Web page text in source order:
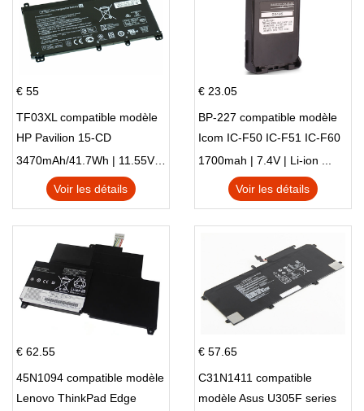
€ 55
TF03XL compatible modèle
HP Pavilion 15-CD
3470mAh/41.7Wh | 11.55V | Li-ion ...
Voir les détails
€ 23.05
BP-227 compatible modèle
Icom IC-F50 IC-F51 IC-F60
IC-F61 IC-M87
1700mah | 7.4V | Li-ion ...
Voir les détails
€ 62.55
45N1094 compatible modèle
Lenovo ThinkPad Edge
€ 57.65
C31N1411 compatible
modèle Asus U305F series